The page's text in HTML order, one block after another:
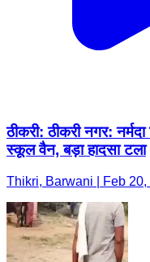
ठीकरी: ठीकरी नगर:
स्कूल वैन, बड़ा हादसा टला
Thikri, Barwani | Feb 20,